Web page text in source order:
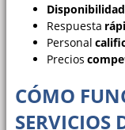
Disponibilidad
Respuesta
Personal
Precios
CÓMO
SERVICIOS